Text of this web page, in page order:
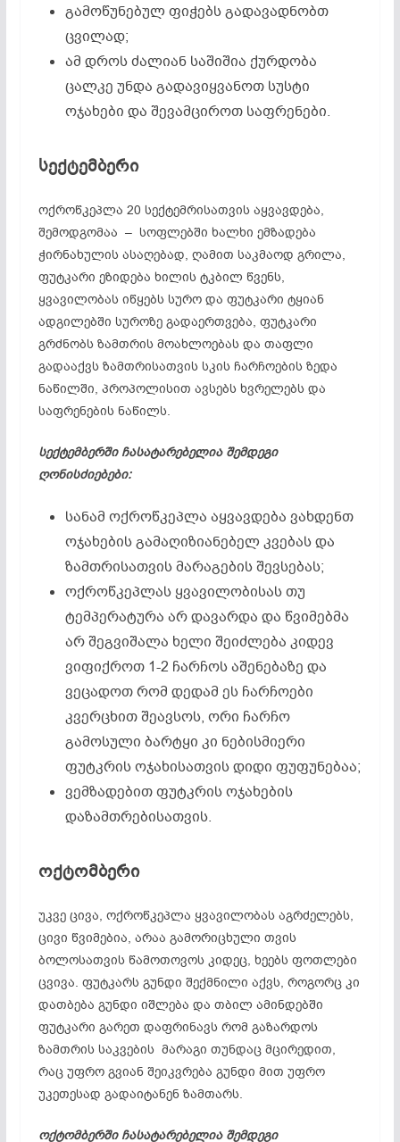
გამოწუნებულ ფიჭებს გადავადნობთ
ცვილად;
ამ დროს ძალიან საშიშია ქურდობა
ცალკე უნდა გადავიყვანოთ სუსტი
ოჯახები და შევამციროთ საფრენები.
სექტემბერი
ოქროწკეპლა 20 სექტემრისათვის აყვავდება,
შემოდგომაა – სოფლებში ხალხი ემზადება
ჭირნახულის ასაღებად, ღამით საკმაოდ გრილა,
ფუტკარი ეზიდება ხილის ტკბილ წვენს,
ყვავილობას იწყებს სურო და ფუტკარი ტყიან
ადგილებში სუროზე გადაერთვება, ფუტკარი
გრძნობს ზამთრის მოახლოებას და თაფლი
გადააქვს ზამთრისათვის სკის ჩარჩოების ზედა
ნაწილში, პროპოლისით ავსებს ხვრელებს და
საფრენების ნაწილს.
სექტემბერში ჩასატარებელია შემდეგი
ღონისძიებები:
სანამ ოქროწკეპლა აყვავდება ვახდენთ
ოჯახების გამაღიზიანებელ კვებას და
ზამთრისათვის მარაგების შევსებას;
ოქროწკეპლას ყვავილობისას თუ
ტემპერატურა არ დავარდა და წვიმებმა
არ შეგვიშალა ხელი შეიძლება კიდევ
ვიფიქროთ 1-2 ჩარჩოს აშენებაზე და
ვეცადოთ რომ დედამ ეს ჩარჩოები
კვერცხით შეავსოს, ორი ჩარჩო
გამოსული ბარტყი კი ნებისმიერი
ფუტკრის ოჯახისათვის დიდი ფუფუნებაა;
ვემზადებით ფუტკრის ოჯახების
დაზამთრებისათვის.
ოქტომბერი
უკვე ცივა, ოქროწკეპლა ყვავილობას აგრძელებს,
ცივი წვიმებია, არაა გამორიცხული თვის
ბოლოსათვის წამოთოვოს კიდეც, ხეებს ფოთლები
ცვივა. ფუტკარს გუნდი შექმნილი აქვს, როგორც კი
დათბება გუნდი იშლება და თბილ ამინდებში
ფუტკარი გარეთ დაფრინავს რომ გაზარდოს
ზამთრის საკვების მარაგი თუნდაც მცირედით,
რაც უფრო გვიან შეიკვრება გუნდი მით უფრო
უკეთესად გადაიტანენ ზამთარს.
ოქტომბერში ჩასატარებელია შემდეგი